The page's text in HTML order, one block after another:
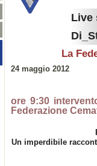
Live
La
24 maggio 2012
ore 9:30
Federazione
Un imperdibile